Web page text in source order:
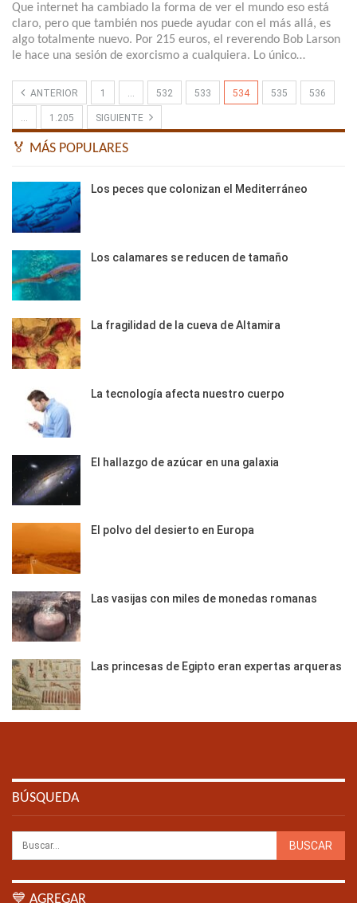
Que internet ha cambiado la forma de ver el mundo eso está
claro, pero que también nos puede ayudar con el más allá, es
algo totalmente nuevo. Por 215 euros, el reverendo Bob Larson
le hace una sesión de exorcismo a cualquiera. Lo único…
ANTERIOR 1 … 532 533 534 535 536
… 1.205 SIGUIENTE
🏅 MÁS POPULARES
Los peces que colonizan el Mediterráneo
Los calamares se reducen de tamaño
La fragilidad de la cueva de Altamira
La tecnología afecta nuestro cuerpo
El hallazgo de azúcar en una galaxia
El polvo del desierto en Europa
Las vasijas con miles de monedas romanas
Las princesas de Egipto eran expertas arqueras
BÚSQUEDA
💙 AGREGAR